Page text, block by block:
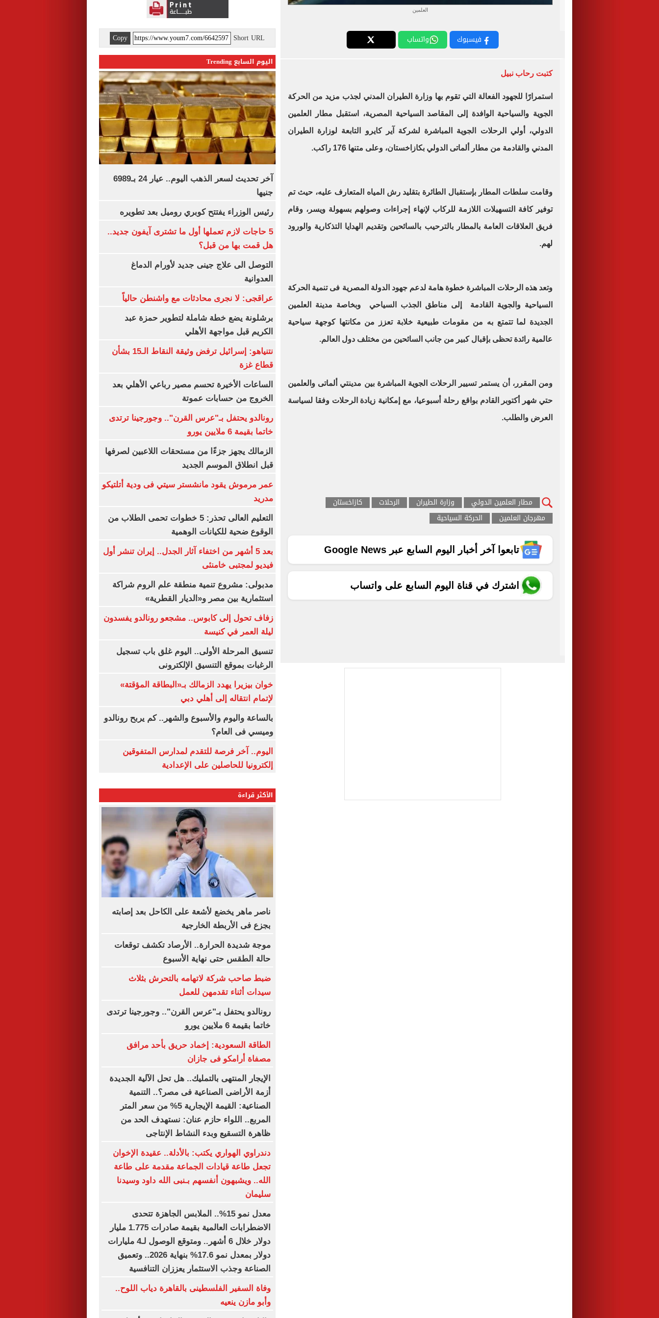
العلمين
فيسبوك واتساب
كتبت رحاب نبيل
استمرارًا للجهود الفعالة التي تقوم بها وزارة الطيران المدني لجذب مزيد من الحركة
الجوية والسياحية الوافدة إلى المقاصد السياحية المصرية، استقبل مطار العلمين
الدولي، أولي الرحلات الجوية المباشرة لشركة آير كايرو التابعة لوزارة الطيران
المدني والقادمة من مطار ألماتى الدولي بكازاخستان، وعلى متنها 176 راكب.
وقامت سلطات المطار بإستقبال الطائرة بتقليد رش المياه المتعارف عليه، حيث تم
توفير كافة التسهيلات اللازمة للركاب لإنهاء إجراءات وصولهم بسهولة ويسر، وقام
فريق العلاقات العامة بالمطار بالترحيب بالسائحين وتقديم الهدايا التذكارية والورود
لهم.
وتعد هذه الرحلات المباشرة خطوة هامة لدعم جهود الدولة المصرية فى تنمية الحركة
السياحية والجوية القادمة إلى مناطق الجذب السياحي وبخاصة مدينة العلمين
الجديدة لما تتمتع به من مقومات طبيعية خلابة تعزز من مكانتها كوجهة سياحية
عالمية رائدة تحظى بإقبال كبير من جانب السائحين من مختلف دول العالم.
ومن المقرر، أن يستمر تسيير الرحلات الجوية المباشرة بين مدينتي ألماتى والعلمين
حتي شهر أكتوبر القادم بواقع رحلة أسبوعيا، مع إمكانية زيادة الرحلات وفقا لسياسة
العرض والطلب.
مطار العلمين الدولي وزارة الطيران الرحلات
كازاخستان
مهرجان العلمين
الحركة السياحية
تابعوا آخر أخبار اليوم السابع عبر Google News
اشترك في قناة اليوم السابع على واتساب
Short URL
Copy
اليوم السابع Trending
آخر تحديث لسعر الذهب اليوم.. عيار 24 بـ6989
جنيها
رئيس الوزراء يفتتح كوبري روميل بعد تطويره
5 حاجات لازم تعملها أول ما تشترى آيفون جديد..
هل قمت بها من قبل؟
التوصل الى علاج جينى جديد لأورام الدماغ
العدوانية
عراقجى: لا نجرى محادثات مع واشنطن حالياً
برشلونة يضع خطة شاملة لتطوير حمزة عبد
الكريم قبل مواجهة الأهلي
نتنياهو: إسرائيل ترفض وثيقة النقاط الـ15 بشأن
قطاع غزة
الساعات الأخيرة تحسم مصير رباعي الأهلي بعد
الخروج من حسابات عموتة
رونالدو يحتفل بـ"عرس القرن".. وجورجينا ترتدى
خاتما بقيمة 6 ملايين يورو
الزمالك يجهز جزءًا من مستحقات اللاعبين لصرفها
قبل انطلاق الموسم الجديد
عمر مرموش يقود مانشستر سيتي فى ودية أتلتيكو
مدريد
التعليم العالى تحذر: 5 خطوات تحمى الطلاب من
الوقوع ضحية للكيانات الوهمية
بعد 5 أشهر من اختفاء آثار الجدل.. إيران تنشر أول
فيديو لمجتبى خامنئى
مدبولى: مشروع تنمية منطقة علم الروم شراكة
استثمارية بين مصر و«الديار القطرية»
زفاف تحول إلى كابوس.. مشجعو رونالدو يفسدون
ليلة العمر في كنيسة
تنسيق المرحلة الأولى.. اليوم غلق باب تسجيل
الرغبات بموقع التنسيق الإلكترونى
خوان بيزيرا يهدد الزمالك بـ«البطاقة المؤقتة»
لإتمام انتقاله إلى أهلي دبي
بالساعة واليوم والأسبوع والشهر.. كم يربح رونالدو
وميسي فى العام؟
اليوم.. آخر فرصة للتقدم لمدارس المتفوقين
إلكترونيا للحاصلين على الإعدادية
الأكثر قراءة
ناصر ماهر يخضع لأشعة على الكاحل بعد إصابته
بجزع فى الأربطة الخارجية
موجة شديدة الحرارة.. الأرصاد تكشف توقعات
حالة الطقس حتى نهاية الأسبوع
ضبط صاحب شركة لاتهامه بالتحرش بثلاث
سيدات أثناء تقدمهن للعمل
رونالدو يحتفل بـ"عرس القرن".. وجورجينا ترتدى
خاتما بقيمة 6 ملايين يورو
الطاقة السعودية: إخماد حريق بأحد مرافق
مصفاة أرامكو فى جازان
الإيجار المنتهى بالتمليك.. هل تحل الآلية الجديدة
أزمة الأراضى الصناعية فى مصر؟.. التنمية
الصناعية: القيمة الإيجارية 5% من سعر المتر
المربع.. اللواء حازم عنان: نستهدف الحد من
ظاهرة التسقيع وبدء النشاط الإنتاجى
دندراوي الهواري يكتب: بالأدلة.. عقيدة الإخوان
تجعل طاعة قيادات الجماعة مقدمة على طاعة
الله.. ويشبهون أنفسهم بـنبى الله داود وسيدنا
سليمان
معدل نمو 15%.. الملابس الجاهزة تتحدى
الاضطرابات العالمية بقيمة صادرات 1.775 مليار
دولار خلال 6 أشهر.. ومتوقع الوصول لـ4 مليارات
دولار بمعدل نمو 17.6% بنهاية 2026.. وتعميق
الصناعة وجذب الاستثمار يعززان التنافسية
وفاة السفير الفلسطينى بالقاهرة دياب اللوح..
وأبو مازن ينعيه